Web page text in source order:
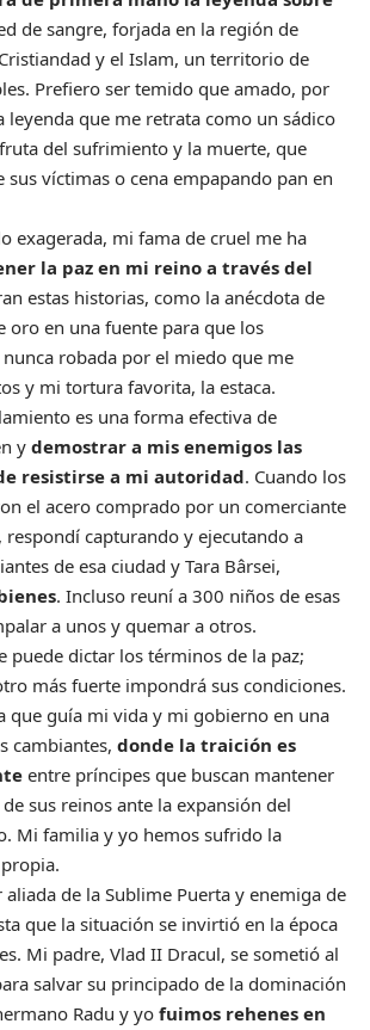
de sangre, forjada en la región de
y el Islam, un territorio de
Prefiero ser temido que amado, por
leyenda que me retrata como un sádico
del sufrimiento y la muerte, que
sus víctimas o cena empapando pan en
exagerada, mi fama de cruel me ha
la paz en mi reino a través del
estas historias, como la anécdota de
oro en una fuente para que los
robada por el miedo que me
y mi tortura favorita, la estaca.
es una forma efectiva de
y demostrar a mis enemigos las
resistirse a mi autoridad. Cuando los
el acero comprado por un comerciante
respondí capturando y ejecutando a
de esa ciudad y Tara Bârsei,
. Incluso reuní a 300 niños de esas
a unos y quemar a otros.
puede dictar los términos de la paz;
más fuerte impondrá sus condiciones.
que guía mi vida y mi gobierno en una
cambiantes, donde la traición es
entre príncipes que buscan mantener
sus reinos ante la expansión del
Mi familia y yo hemos sufrido la
aliada de la Sublime Puerta y enemiga de
que la situación se invirtió en la época
Mi padre, Vlad II Dracul, se sometió al
salvar su principado de la dominación
Radu y yo fuimos rehenes en